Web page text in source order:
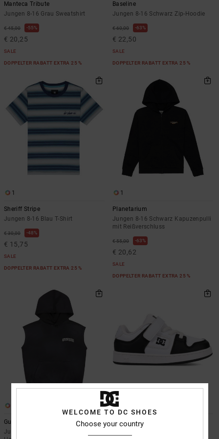
Manteca Tribute
Jungen 8-16 Grau Sweatshirt
€ 45,00 55%
€ 20,25
SALE
DOPPELTER RABATT EXTRA 25 %
Baseline
Jungen 8-16 Schwarz Zip-Hoodie
€ 60,00 63%
€ 22,50
SALE
DOPPELTER RABATT EXTRA 25 %
1
Sheriff Stripe
Jungen 8-16 Blau T-Shirt
€ 30,00 48%
€ 15,75
SALE
DOPPELTER RABATT EXTRA 25 %
1
Planetarium
Jungen 8-16 Schwarz Kapuzenpulli
mit Reißverschluss
€ 55,00 63%
€ 20,62
SALE
DOPPELTER RABATT EXTRA 25 %
Gunner
Jungen 8-16 Schwarz Ärmelloser
Toddler Manteca V
WELCOME TO DC SHOES
Choose your country